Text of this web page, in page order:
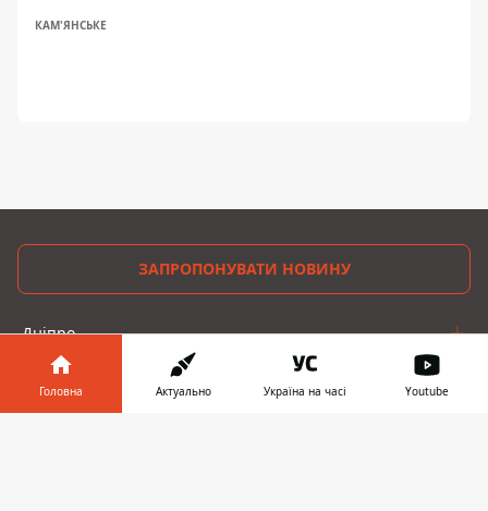
КАМ'ЯНСЬКЕ
ЗАПРОПОНУВАТИ НОВИНУ
Дніпро
Область
Головна Актуально Україна на часі Youtube